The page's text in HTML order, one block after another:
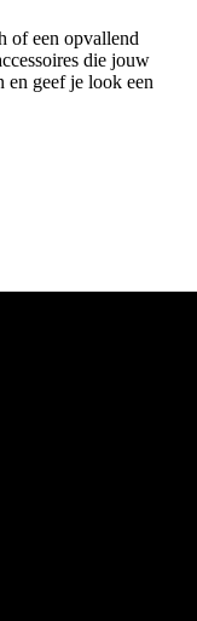
of een opvallend
die jouw
en geef je look een